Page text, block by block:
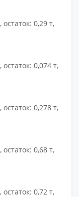
0,29 т,
0,074 т,
0,278 т,
0,68 т,
0,72 т,